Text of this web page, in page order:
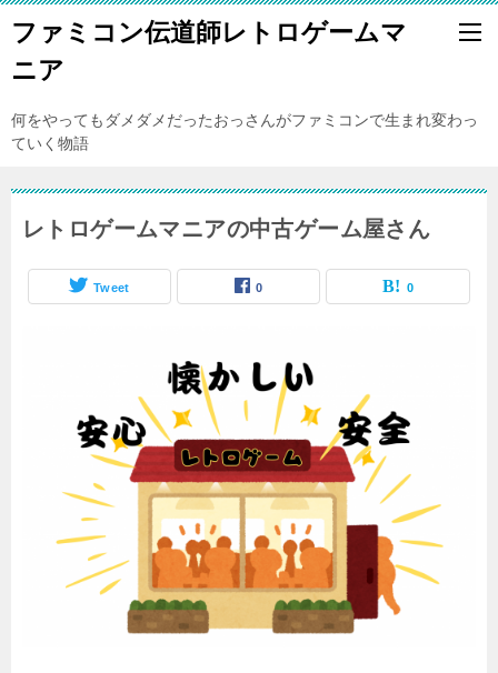
ファミコン伝道師レトロゲームマ
ニア
何をやってもダメダメだったおっさんがファミコンで生まれ変わっ
ていく物語
レトロゲームマニアの中古ゲーム屋さん
Tweet 0 0